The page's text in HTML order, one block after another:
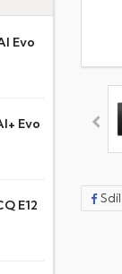
Evo
Evo
E12